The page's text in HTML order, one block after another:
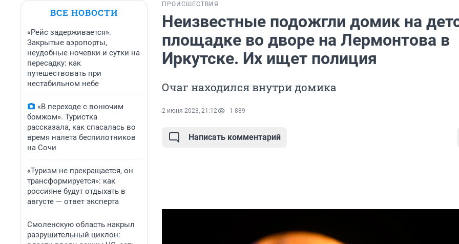
ВСЕ НОВОСТИ
«Рейс задерживается».
Закрытые аэропорты,
неудобные ночевки и сутки на
пересадку: как
путешествовать при
нестабильном небе
«В переходе с вонючим
бомжом». Туристка
рассказала, как спасалась во
время налета беспилотников
на Сочи
«Туризм не прекращается, он
трансформируется»: как
россияне будут отдыхать в
августе — ответ эксперта
Смоленскую область накрыл
разрушительный циклон:
ПРОИСШЕСТВИЯ
Неизвестные подожгли домик на
площадке во дворе на Лермонтова в
Иркутске. Их ищет полиция
Очаг находился внутри домика
2 июня 2023, 21:12 1 889
Написать комментарий